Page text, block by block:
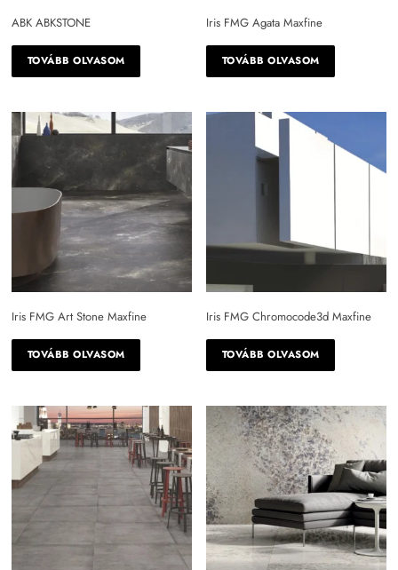
fekete
kék
lila
mákos szürke
narancssárga
rózsaszín
sárga
sötét szürke
szürke
többszín?
világos szürke
vörös
vöröses szürke
ABK ABKSTONE
TOVÁBB OLVASOM
Iris FMG Agata Maxfine
TOVÁBB OLVASOM
Iris FMG Art Stone Maxfine
TOVÁBB OLVASOM
Iris FMG Chromocode3d Maxfine
TOVÁBB OLVASOM